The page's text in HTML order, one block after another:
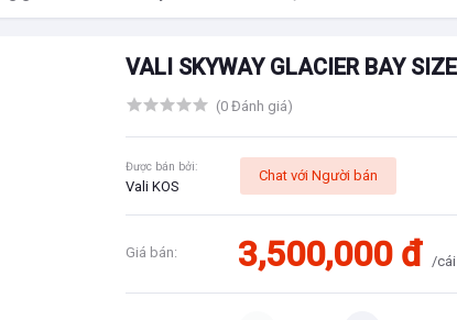
VALI SKYWAY GLACIER BAY
(0 Đánh giá)
Được bán bởi:
Vali KOS
Chat với Người bán
Giá bán: 3,500,000 đ/cái